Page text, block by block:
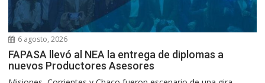
6 agosto, 2026
FAPASA llevó al NEA la entrega de diplomas a
nuevos Productores Asesores